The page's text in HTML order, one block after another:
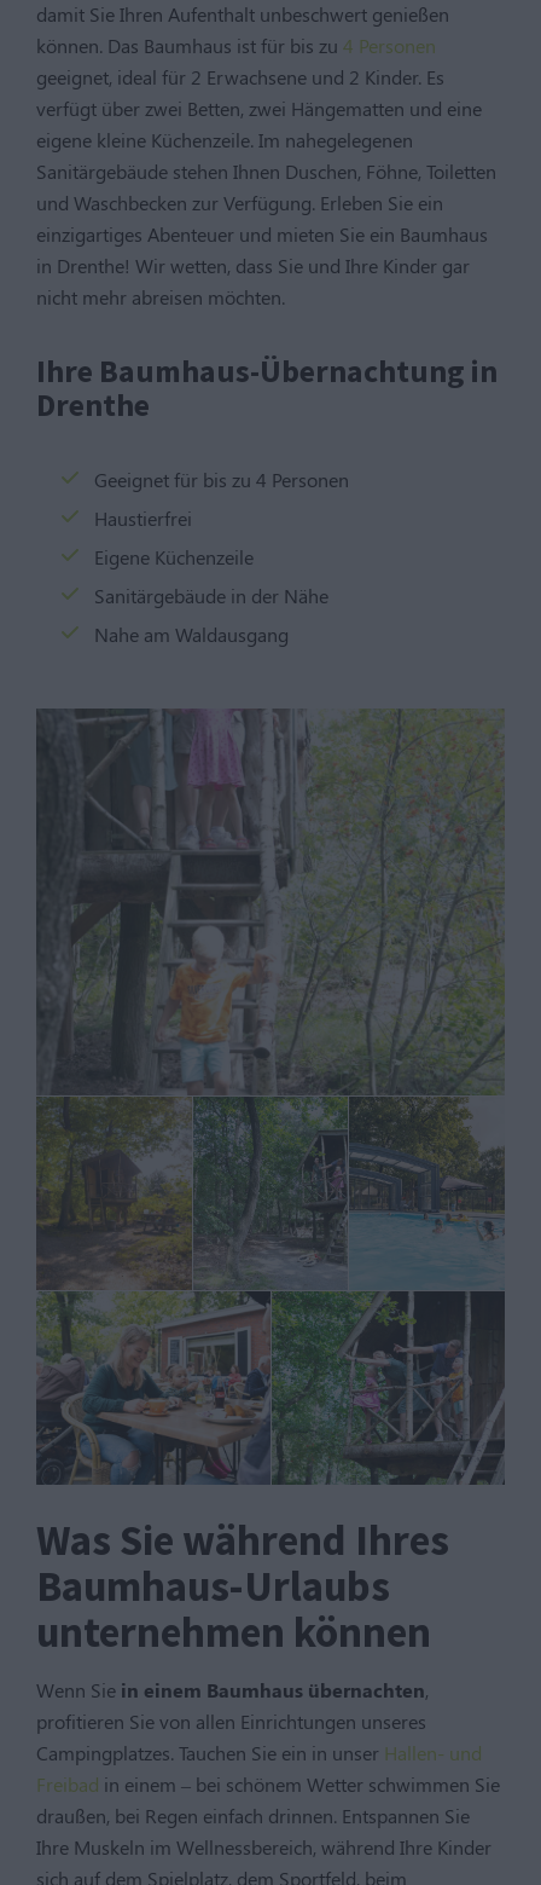
damit Sie Ihren Aufenthalt unbeschwert genießen
können. Das Baumhaus ist für bis zu4 Personen
geeignet, ideal für 2 Erwachsene und 2 Kinder. Es
verfügt über zwei Betten, zwei Hängematten und eine
eigene kleine Küchenzeile. Im nahegelegenen
Sanitärgebäude stehen Ihnen Duschen, Föhne, Toiletten
und Waschbecken zur Verfügung. Erleben Sie ein
einzigartiges Abenteuer und mieten Sie ein Baumhaus
in Drenthe! Wir wetten, dass Sie und Ihre Kinder gar
nicht mehr abreisen möchten.
Ihre Baumhaus-Übernachtung in
Drenthe
Geeignet für bis zu 4 Personen
Haustierfrei
Eigene Küchenzeile
Sanitärgebäude in der Nähe
Nahe am Waldausgang
Was Sie während Ihres
Baumhaus-Urlaubs
unternehmen können
Wenn Sie in einem Baumhaus übernachten,
profitieren Sie von allen Einrichtungen unseres
Campingplatzes. Tauchen Sie ein in unser Hallen- und
Freibad in einem – bei schönem Wetter schwimmen Sie
draußen, bei Regen einfach drinnen. Entspannen Sie
Ihre Muskeln im Wellnessbereich, während Ihre Kinder
sich auf dem Spielplatz, dem Sportfeld, beim